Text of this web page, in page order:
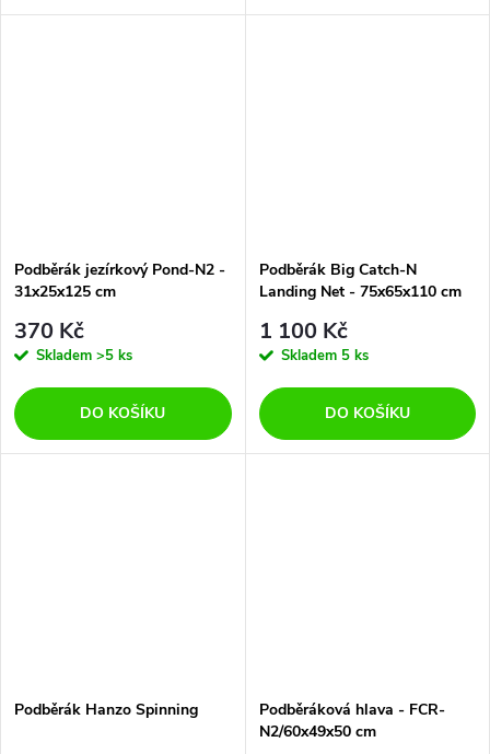
Podběrák jezírkový Pond-N2 -
31x25x125 cm
370 Kč
Skladem >5 ks
DO KOŠÍKU
Podběrák Big Catch-N
Landing Net - 75x65x110 cm
1 100 Kč
Skladem 5 ks
DO KOŠÍKU
Podběrák Hanzo Spinning
Podběráková hlava - FCR-
N2/60x49x50 cm